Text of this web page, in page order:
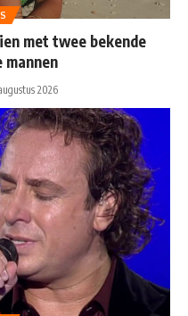
met twee bekende
mannen
2026